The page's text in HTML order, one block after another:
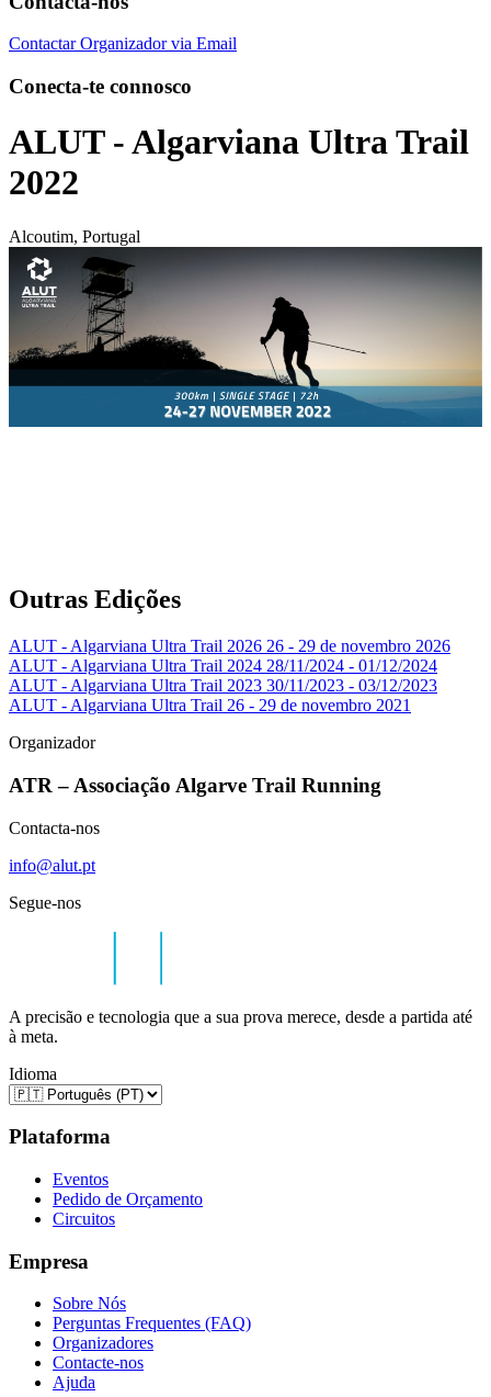
Contactar Organizador via Email
Conecta-te connosco
ALUT - Algarviana Ultra Trail
2022
Alcoutim, Portugal
Outras Edições
ALUT - Algarviana Ultra Trail 2026 26 - 29 de novembro 2026
ALUT - Algarviana Ultra Trail 2024 28/11/2024 - 01/12/2024
ALUT - Algarviana Ultra Trail 2023 30/11/2023 - 03/12/2023
ALUT - Algarviana Ultra Trail 26 - 29 de novembro 2021
Organizador
ATR – Associação Algarve Trail Running
Contacta-nos
info@alut.pt
Segue-nos
A precisão e tecnologia que a sua prova merece, desde a partida até
à meta.
Idioma
Plataforma
Eventos
Pedido de Orçamento
Circuitos
Empresa
Sobre Nós
Perguntas Frequentes (FAQ)
Organizadores
Contacte-nos
Ajuda